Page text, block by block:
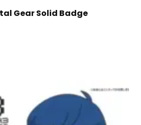
Gear Solid Badge